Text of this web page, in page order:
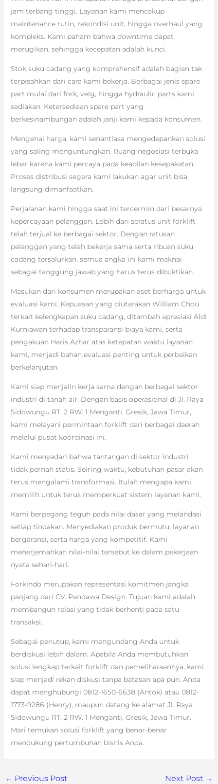
jam terbang tinggi. Layanan kami mencakup
maintenance rutin, rekondisi unit, hingga overhaul yang
kompleks. Kami paham bahwa downtime dapat
merugikan, sehingga kecepatan adalah kunci.
Stok suku cadang yang komprehensif adalah bagian tak
terpisahkan dari cara kami bekerja. Berbagai jenis spare
part mulai dari fork, velg, hingga hydraulic parts kami
sediakan. Ketersediaan spare part yang
berkesinambungan adalah janji kami kepada konsumen.
Mengenai harga, kami senantiasa mengedepankan solusi
yang saling menguntungkan. Ruang negosiasi terbuka
lebar karena kami percaya pada keadilan kesepakatan.
Proses distribusi segera kami lakukan agar unit bisa
langsung dimanfaatkan.
Perjalanan kami hingga saat ini tercermin dari besarnya
kepercayaan pelanggan. Lebih dari seratus unit forklift
telah terjual ke berbagai sektor. Dengan ratusan
pelanggan yang telah bekerja sama serta ribuan suku
cadang tersalurkan, semua angka ini kami maknai
sebagai tanggung jawab yang harus terus dibuktikan.
Masukan dari konsumen merupakan aset berharga untuk
evaluasi kami. Kepuasan yang diutarakan William Chou
terkait kelengkapan suku cadang, ditambah apresiasi Aldi
Kurniawan terhadap transparansi biaya kami, serta
pengakuan Haris Azhar atas ketepatan waktu layanan
kami, menjadi bahan evaluasi penting untuk perbaikan
berkelanjutan.
Kami siap menjalin kerja sama dengan berbagai sektor
industri di tanah air. Dengan basis operasional di Jl. Raya
Sidowungu RT. 2 RW. 1 Menganti, Gresik, Jawa Timur,
kami melayani permintaan forklift dari berbagai daerah
melalui pusat koordinasi ini.
Kami menyadari bahwa tantangan di sektor industri
tidak pernah statis. Seiring waktu, kebutuhan pasar akan
terus mengalami transformasi. Itulah mengapa kami
memilih untuk terus memperkuat sistem layanan kami.
Kami berpegang teguh pada nilai dasar yang melandasi
setiap tindakan. Menyediakan produk bermutu, layanan
bergaransi, serta harga yang kompetitif. Kami
menerjemahkan nilai-nilai tersebut ke dalam pekerjaan
nyata sehari-hari.
Forkindo merupakan representasi komitmen jangka
panjang dari CV. Pandawa Design. Tujuan kami adalah
membangun relasi yang tidak berhenti pada satu
transaksi.
Sebagai penutup, kami mengundang Anda untuk
berdiskusi lebih dalam. Apabila Anda membutuhkan
solusi lengkap terkait forklift dan pemeliharaannya, kami
siap menjadi rekan diskusi tanpa batasan apa pun. Anda
dapat menghubungi 0812-1650-6638 (Antok) atau 0812-
1773-9286 (Henry), maupun datang ke alamat Jl. Raya
Sidowungu RT. 2 RW. 1 Menganti, Gresik, Jawa Timur.
Mari temukan solusi forklift yang benar-benar
mendukung pertumbuhan bisnis Anda.
← Previous Post Next Post →